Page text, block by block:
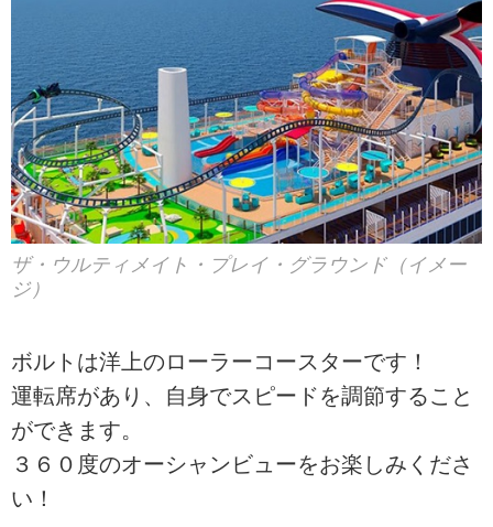
ザ・ウルティメイト・プレイ・グラウンド（イメー
ジ）
ボルトは洋上のローラーコースターです！
運転席があり、自身でスピードを調節すること
ができます。
３６０度のオーシャンビューをお楽しみくださ
い！